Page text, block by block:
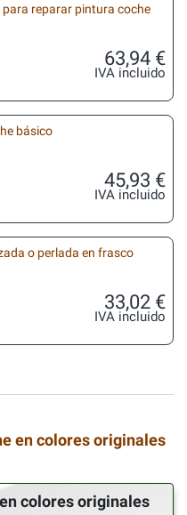
reparar pintura coche
63,94 €
IVA incluido
básico
45,93 €
IVA incluido
o perlada en frasco
33,02 €
IVA incluido
en colores originales
colores originales